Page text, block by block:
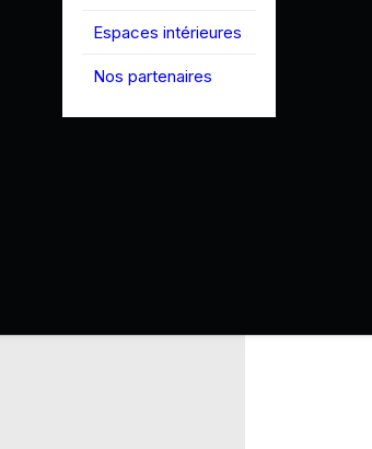
Espaces intérieures
Nos partenaires